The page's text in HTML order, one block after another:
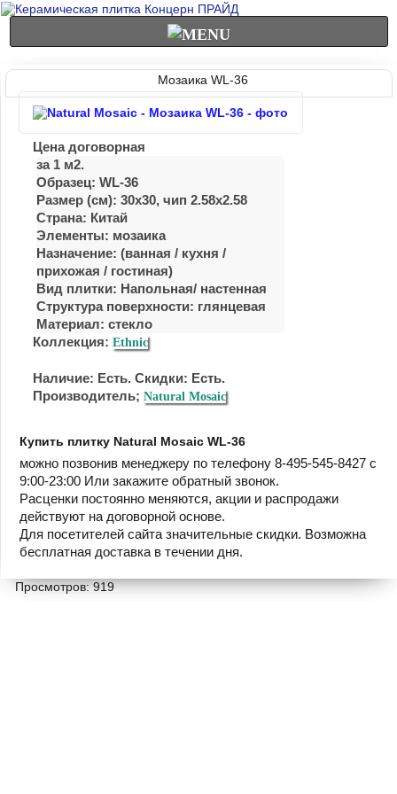
Мозаика WL-36
Цена договорная
за 1 м2.
Образец: WL-36
Размер (см): 30x30, чип 2.58x2.58
Страна: Китай
Элементы: мозаика
Назначение: (ванная / куxня /
приxожая / гостиная)
Вид плитки: Напольная/ настенная
Структура поверхности: глянцевая
Материал: стекло
Коллекция: Ethnic
Наличие: Есть. Скидки: Есть.
Производитель; Natural Mosaic
Купить плитку Natural Mosaic WL-36
можно позвонив менеджеру по телефону 8-495-545-8427 с
9:00-23:00 Или закажите обратный звонок.
Расценки постоянно меняются, акции и распродажи
действуют на договорной основе.
Для посетителей сайта значительные скидки. Возможна
бесплатная доставка в течении дня.
Просмотров: 919